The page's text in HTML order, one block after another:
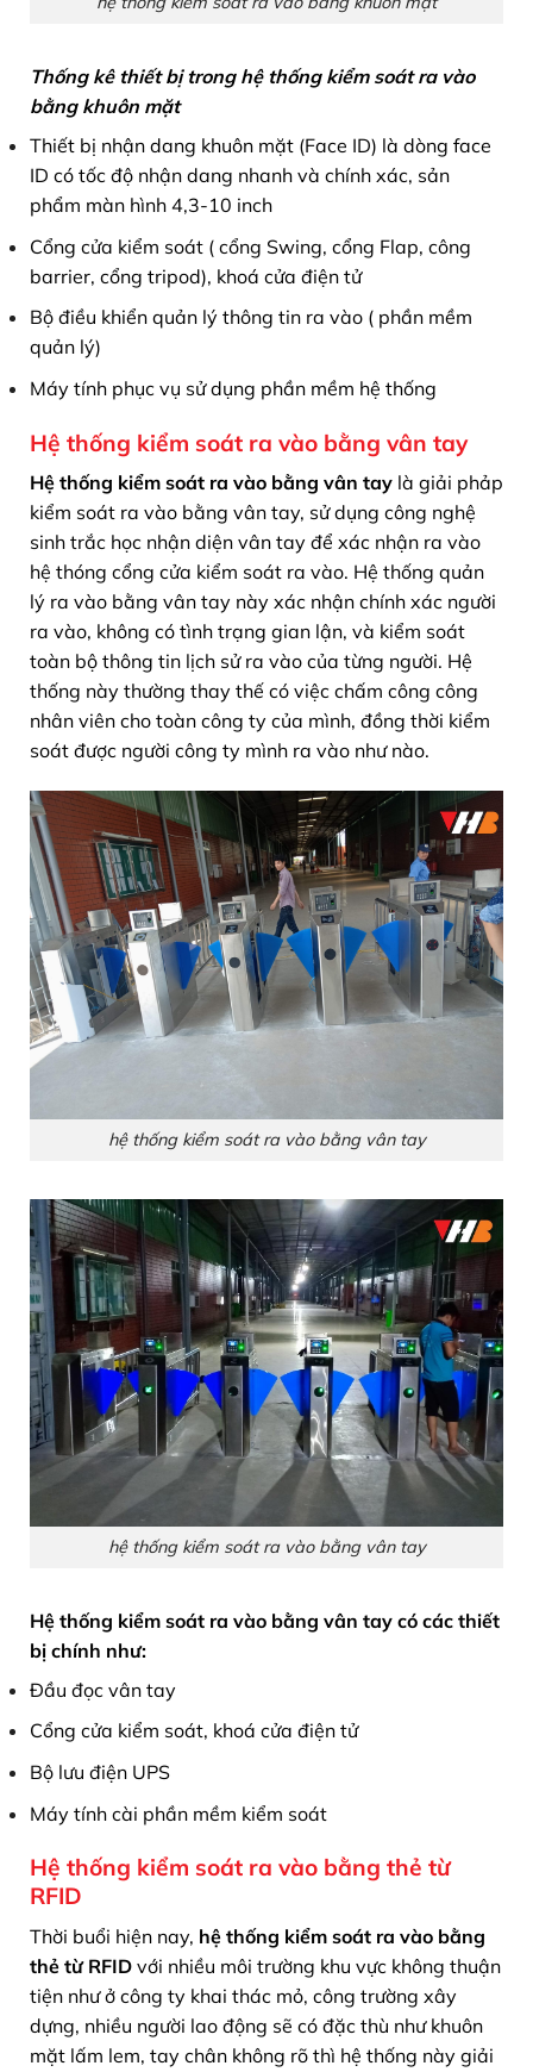
Thống kê thiết bị trong hệ thống kiểm soát ra vào
bằng khuôn mặt
Thiết bị nhận dang khuôn mặt (Face ID) là dòng face
ID có tốc độ nhận dang nhanh và chính xác, sản
phẩm màn hình 4,3-10 inch
Cổng cửa kiểm soát ( cổng Swing, cổng Flap, công
barrier, cổng tripod), khoá cửa điện tử
Bộ điều khiển quản lý thông tin ra vào ( phần mềm
quản lý)
Máy tính phục vụ sử dụng phần mềm hệ thống
Hệ thống kiểm soát ra vào bằng vân tay
Hệ thống kiểm soát ra vào bằng vân tay là giải phảp
kiểm soát ra vào bằng vân tay, sử dụng công nghệ
sinh trắc học nhận diện vân tay để xác nhận ra vào
hệ thóng cổng cửa kiểm soát ra vào. Hệ thống quản
lý ra vào bằng vân tay này xác nhận chính xác người
ra vào, không có tình trạng gian lận, và kiểm soát
toàn bộ thông tin lịch sử ra vào của từng người. Hệ
thống này thường thay thế có việc chấm công công
nhân viên cho toàn công ty của mình, đồng thời kiểm
soát được người công ty mình ra vào như nào.
hệ thống kiểm soát ra vào bằng vân tay
hệ thống kiểm soát ra vào bằng vân tay
Hệ thống kiểm soát ra vào bằng vân tay có các thiết
bị chính như:
Đầu đọc vân tay
Cổng cửa kiểm soát, khoá cửa điện tử
Bộ lưu điện UPS
Máy tính cài phần mềm kiểm soát
Hệ thống kiểm soát ra vào bằng thẻ từ
RFID
Thời buổi hiện nay, hệ thống kiểm soát ra vào bằng
thẻ từ RFID với nhiều môi trường khu vực không thuận
tiện như ở công ty khai thác mỏ, công trường xây
dựng, nhiều người lao động sẽ có đặc thù như khuôn
mặt lấm lem, tay chân không rõ thì hệ thống này giải